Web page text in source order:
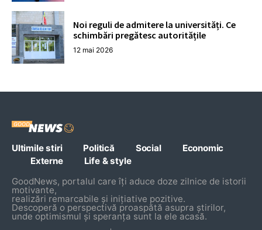
Noi reguli de admitere la universități. Ce
schimbări pregătesc autoritățile
12 mai 2026
Ultimile stiri Politică Social
Economic
Externe
Life & style
GoodNews, portalul care îți aduce doze zilnice de istorii
motivante,
realizări remarcabile și inițiative pozitive.
Descoperă o perspectivă proaspătă asupra știrilor,
unde optimismul și speranța sunt la ele acasă.